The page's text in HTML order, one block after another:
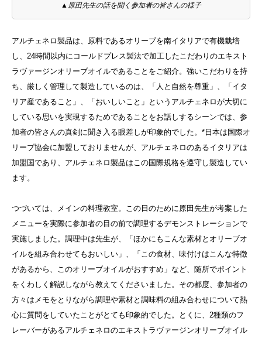
▲原田先生の話を聞く参加者の皆さんの様子
アルチェネロ製品は、原料であるオリーブを南イタリアで有機栽培
し、24時間以内にコールドプレス製法で加工したこだわりのエキスト
ラヴァージンオリーブオイルであることをご紹介。強いこだわりを持
ち、厳しく管理して製造しているのは、「人と自然を尊重」、「イタ
リア産であること」、「おいしいこと」というアルチェネロが大切に
している思いを実現するためであることをお話しするシーンでは、参
加者の皆さんの真剣に聞き入る眼差しが印象的でした。*日本は国際オ
リーブ協会に加盟しておりませんが、アルチェネロのあるイタリアは
加盟国であり、アルチェネロ製品はこの国際規格を遵守し製造してい
ます。
つづいては、メインの料理教室。この日のために原田先生が考案した
メニューを実際に参加者の目の前で調理するデモンストレーションで
実施しました。調理中は先生が、「ほかにもこんな素材とオリーブオ
イルを組み合わせてもおいしい」、「この食材、味付けはこんな特徴
があるから、このオリーブオイルがおすすめ」など、随所でポイント
をくわしく解説しながら教えてくださいました。その都度、参加者の
方々はメモをとりながら調理や素材と調味料の組み合わせについて熱
心に質問をしていたことがとても印象的でした。とくに、2種類のフ
レーバーがあるアルチェネロのエキストラヴァージンオリーブオイル